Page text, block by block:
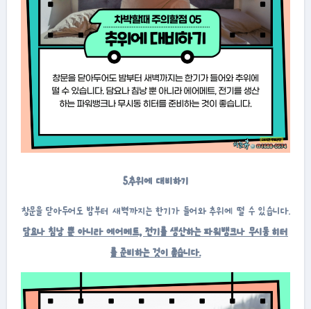
5.추위에 대비하기
창문을 닫아두어도 밤부터 새벽까지는 한기가 들어와 추위에 떨 수 있습니다.
담요나 침낭 뿐 아니라 에어메트, 전기를 생산하는 파워뱅크나 무시동 히터
를 준비하는 것이 좋습니다.